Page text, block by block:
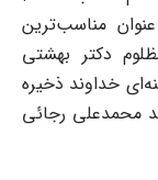
مناسب‌ترین
دکتر بهشتی
خداوند ذخیره
محمدعلی رجائی